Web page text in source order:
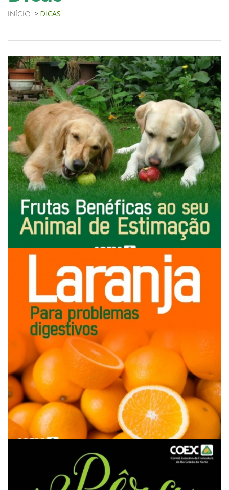
INÍCIO DICAS
FRUTAS BENÉFICAS PARA SEU ANIMAL DE ESTIMAÇÃO
LARANJA E OS BENEFÍCIOS PARA O APARELHO